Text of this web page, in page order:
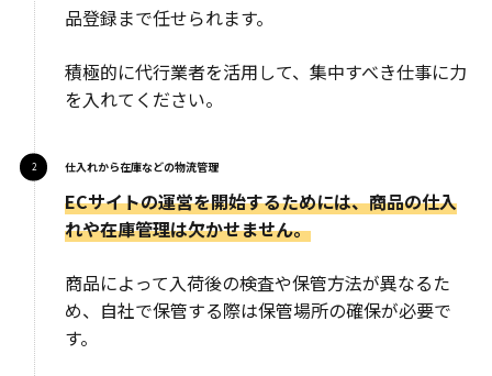
品登録まで任せられます。
積極的に代行業者を活用して、集中すべき仕事に力
を入れてください。
仕入れから在庫などの物流管理
ECサイトの運営を開始するためには、商品の仕入
れや在庫管理は欠かせません。
商品によって入荷後の検査や保管方法が異なるた
め、自社で保管する際は保管場所の確保が必要で
す。